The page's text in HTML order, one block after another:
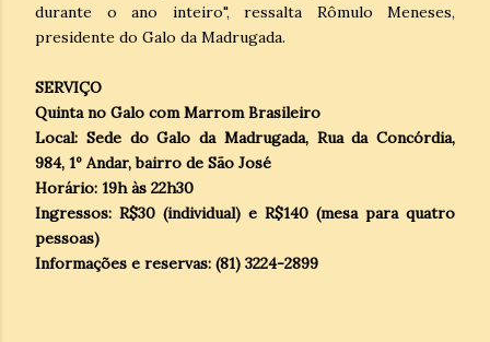
durante o ano inteiro", ressalta Rômulo Meneses,
presidente do Galo da Madrugada.
SERVIÇO
Quinta no Galo com Marrom Brasileiro
Local: Sede do Galo da Madrugada, Rua da Concórdia,
984, 1º Andar, bairro de São José
Horário: 19h às 22h30
Ingressos: R$30 (individual) e R$140 (mesa para quatro
pessoas)
Informações e reservas: (81) 3224-2899